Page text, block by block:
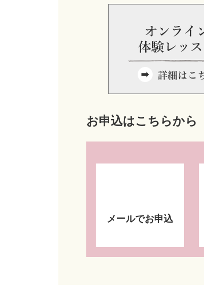
お申込はこちらから
メールでお申込